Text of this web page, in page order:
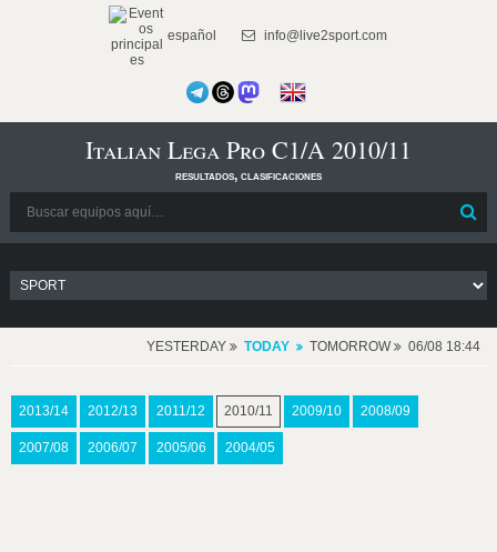
español info@live2sport.com
Italian Lega Pro C1/A 2010/11
resultados, clasificaciones
YESTERDAY TODAY TOMORROW 06/08 18:44
2013/14 2012/13 2011/12 2010/11 2009/10 2008/09
2007/08 2006/07 2005/06 2004/05